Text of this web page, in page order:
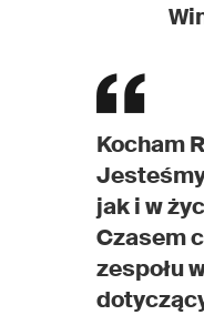
Kocham
jak i w
Czasem
zespołu